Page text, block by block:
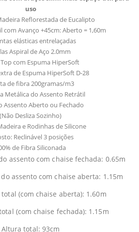
uso
Reflorestada de Eucalipto
com Avanço +45cm: Aberto = 1,60m
elásticas entrelaçadas
Aspiral de Aço 2.0mm
com Espuma HiperSoft
de Espuma HiperSoft D-28
de fibra 200gramas/m3
Metálica do Assento Retrátil
Assento Aberto ou Fechado
(Não Desliza Sozinho)
e Rodinhas de Silicone
Reclinável 3 posições
de Fibra Siliconada
assento com chaise fechada: 0.65m
assento com chaise aberta: 1.15m
(com chaise aberta): 1.60m
(com chaise fechada): 1.15m
Altura total: 93cm